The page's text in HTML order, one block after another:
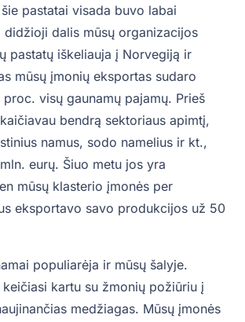
pastatai visada buvo labai
didžioji dalis mūsų organizacijos
pastatų iškeliauja į Norvegiją ir
mūsų įmonių eksportas sudaro
visų gaunamų pajamų. Prieš
bendrą sektoriaus apimtį,
namus, sodo namelius ir kt.,
eurų. Šiuo metu jos yra
mūsų klasterio įmonės per
eksportavo savo produkcijos už 50
populiarėja ir mūsų šalyje.
kartu su žmonių požiūriu į
medžiagas. Mūsų įmonės